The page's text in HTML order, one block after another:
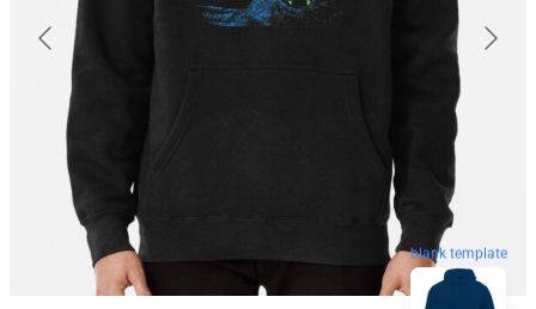
blank template